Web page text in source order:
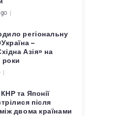
регіональну
–
Азія» на
та Японії
після
двома країнами